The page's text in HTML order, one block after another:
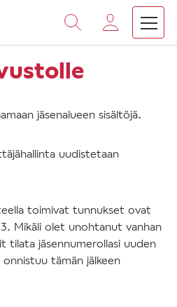
jäsenalueen sisältöjä.
uudistetaan
toimivat tunnukset ovat
Mikäli olet unohtanut vanhan
tilata jäsennumerollasi uuden
onnistuu tämän jälkeen